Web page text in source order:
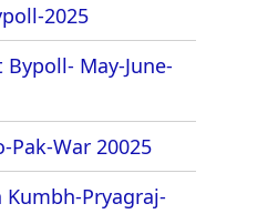
2025
May-June-
Pak-War 20025
Pryagraj-